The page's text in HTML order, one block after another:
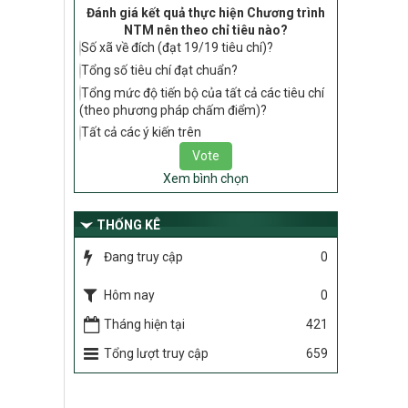
tiêu chí, điều kiện thuộc Bộ tiêu chí quốc
gia về nông thôn mới giai đoạn 2026 –
2030 thuộc phạm vi quản lý nhà nước
của Bộ Nông nghiệp và Môi trường
417/QĐ-BNNMT
Phê duyệt Chương trình mục tiêu quốc
gia xây dựng nông thôn mới, giảm nghèo
bền vững và phát triển kinh tế – xã hội
vùng đồng bào dân tộc thiểu số và miền
núi giai đoạn 2026-2035, giai đoạn I: Từ
Nghị quyết số 08/2026/NQ-HĐND
phân bổ ngân sách trung ương thực hiện
nông thôn mới, giảm nghèo bền vững và
dân tộc thiểu số và miền núi giai đoạn
2026 – 2030 trên địa bàn tỉnh Nghệ An
Chỉ Thị số 22-CT/TU
Đánh giá kết quả thực hiện Chương trình
NTM nên theo chỉ tiêu nào?
Số xã về đích (đạt 19/19 tiêu chí)?
Tổng số tiêu chí đạt chuẩn?
Tổng mức độ tiến bộ của tất cả các tiêu chí
(theo phương pháp chấm điểm)?
Tất cả các ý kiến trên
Xem bình chọn
THỐNG KÊ
Đang truy cập 0
Hôm nay
0
Tháng hiện tại
421
Tổng lượt truy cập
659